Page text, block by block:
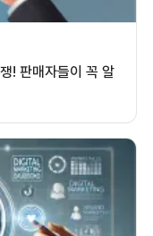
! 판매자들이 꼭 알